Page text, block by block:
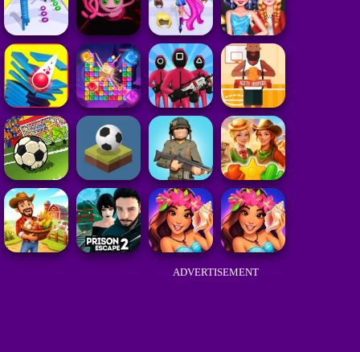
ADVERTISEMENT